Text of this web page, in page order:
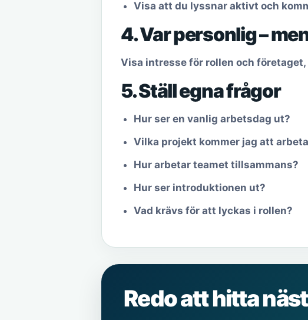
Visa att du lyssnar aktivt och
4. Var personlig –
Visa intresse för rollen och
5. Ställ egna frågor
Hur ser en vanlig arbetsdag ut?
Vilka projekt kommer jag att
Hur arbetar teamet tillsammans?
Hur ser introduktionen ut?
Vad krävs för att lyckas i rollen?
Redo att hitta